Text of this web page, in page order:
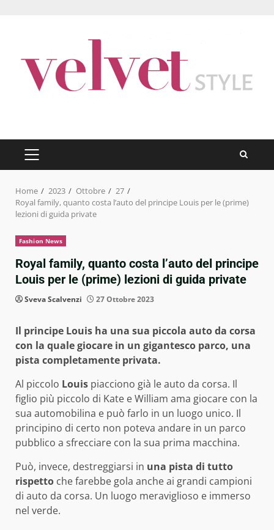
PRIMARY
MENU
Home 2023 Ottobre
27
Royal family, quanto costa l’auto del principe Louis per le (prime)
lezioni di guida private
Fashion News
Royal family, quanto costa l’auto del principe
Louis per le (prime) lezioni di guida private
Sveva Scalvenzi 27 Ottobre 2023
Il principe Louis ha una sua piccola auto da corsa
con la quale giocare in un gigantesco parco, una
pista completamente privata.
Al piccolo Louis piacciono già le auto da corsa. Il
figlio più piccolo di Kate e William ama giocare con la
sua automobilina e può farlo in un luogo unico. Il
principino di certo non poteva andare in un parco
pubblico a sfrecciare con la sua prima macchina.
Può, invece, destreggiarsi in una pista di tutto
rispetto che farebbe gola anche ai grandi campioni
di auto da corsa. Un luogo meraviglioso e immerso
nel verde.